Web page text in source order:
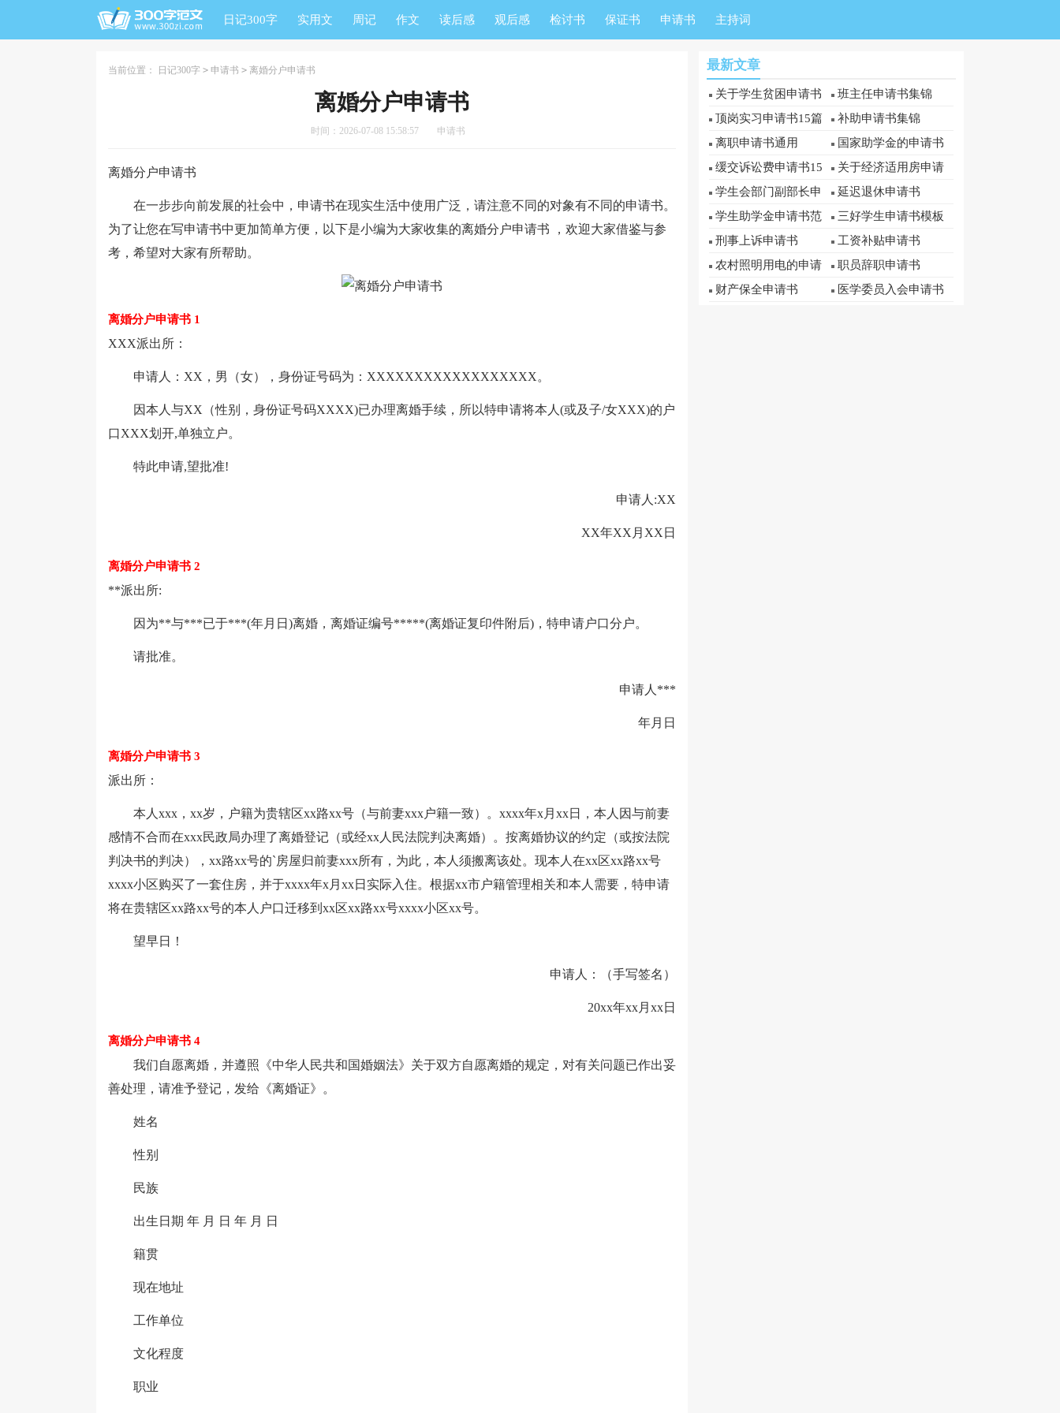
日记300字 实用文 周记 作文 读后感 观后感 检讨书 保证书 申请书 主持词
当前位置： 日记300字 > 申请书 > 离婚分户申请书
离婚分户申请书
时间：2026-07-08 15:58:57 申请书
离婚分户申请书
在一步步向前发展的社会中，申请书在现实生活中使用广泛，请注意不同的对象有不同的申请书。
为了让您在写申请书中更加简单方便，以下是小编为大家收集的离婚分户申请书 ，欢迎大家借鉴与参
考，希望对大家有所帮助。
离婚分户申请书 1
XXX派出所：
申请人：XX，男（女），身份证号码为：XXXXXXXXXXXXXXXXXX。
因本人与XX（性别，身份证号码XXXX)已办理离婚手续，所以特申请将本人(或及子/女XXX)的户
口XXX划开,单独立户。
特此申请,望批准!
申请人:XX
XX年XX月XX日
离婚分户申请书 2
**派出所:
因为**与***已于***(年月日)离婚，离婚证编号*****(离婚证复印件附后)，特申请户口分户。
请批准。
申请人***
年月日
离婚分户申请书 3
派出所：
本人xxx，xx岁，户籍为贵辖区xx路xx号（与前妻xxx户籍一致）。xxxx年x月xx日，本人因与前妻
感情不合而在xxx民政局办理了离婚登记（或经xx人民法院判决离婚）。按离婚协议的约定（或按法院
判决书的判决），xx路xx号的`房屋归前妻xxx所有，为此，本人须搬离该处。现本人在xx区xx路xx号
xxxx小区购买了一套住房，并于xxxx年x月xx日实际入住。根据xx市户籍管理相关和本人需要，特申请
将在贵辖区xx路xx号的本人户口迁移到xx区xx路xx号xxxx小区xx号。
望早日！
申请人：（手写签名）
20xx年xx月xx日
离婚分户申请书 4
我们自愿离婚，并遵照《中华人民共和国婚姻法》关于双方自愿离婚的规定，对有关问题已作出妥
善处理，请准予登记，发给《离婚证》。
姓名
性别
民族
出生日期 年 月 日 年 月 日
籍贯
现在地址
工作单位
文化程度
职业
最新文章
关于学生贫困申请书
班主任申请书集锦
顶岗实习申请书15篇
补助申请书集锦
离职申请书通用
国家助学金的申请书
缓交诉讼费申请书15
篇
关于经济适用房申请
书
学生会部门副部长申
请书
延迟退休申请书
学生助学金申请书范
文
三好学生申请书模板
刑事上诉申请书
工资补贴申请书
农村照明用电的申请
书
职员辞职申请书
财产保全申请书
医学委员入会申请书